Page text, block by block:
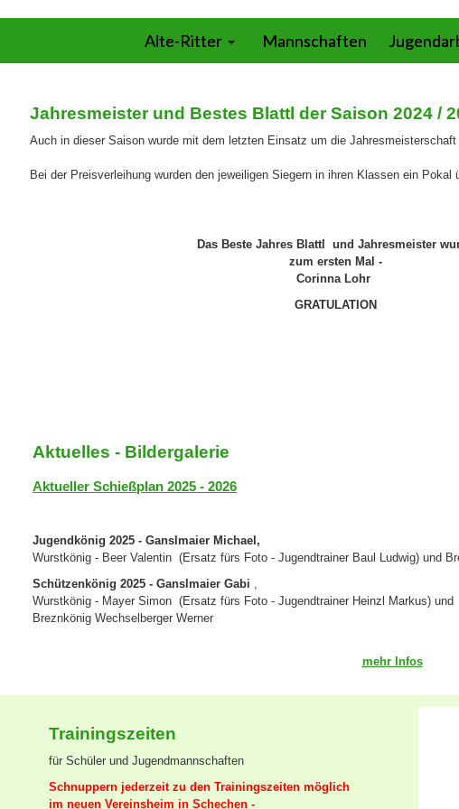
Alte-Ritter Mannschaften
Jahresmeister und Bestes Blattl der Saison 2024 /
Auch in dieser Saison wurde mit dem letzten Einsatz um die
Bei der Preisverleihung wurden den jeweiligen Siegern in ihren Klassen ein Pokal
Das Beste Jahres Blattl und Jahresmeister
zum ersten Mal -
Corinna Lohr
GRATULATION
Aktuelles - Bildergalerie
Aktueller Schießplan 2025 - 2026
Jugendkönig 2025 - Ganslmaier Michael,
Wurstkönig - Beer Valentin (Ersatz fürs Foto - Jugendtrainer Baul Ludwig) und
Schützenkönig 2025 - Ganslmaier Gabi
Wurstkönig - Mayer Simon (Ersatz fürs Foto - Jugendtrainer Heinzl Markus) und
Breznkönig Wechselberger Werner
mehr Infos
Trainingszeiten
für Schüler und Jugendmannschaften
Schnuppern jederzeit zu den Trainingszeiten möglich
im neuen Vereinsheim in Schechen -